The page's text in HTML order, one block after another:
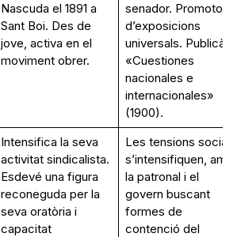
Nascuda el 1891 a
Sant Boi. Des de
jove, activa en el
moviment obrer.
senador. Promotor
d’exposicions
universals. Publicà
«Cuestiones
nacionales e
internacionales»
(1900).
Intensifica la seva
activitat sindicalista.
Esdevé una figura
reconeguda per la
seva oratòria i
capacitat
Les tensions socials
s’intensifiquen, amb
la patronal i el
govern buscant
formes de
contenció del